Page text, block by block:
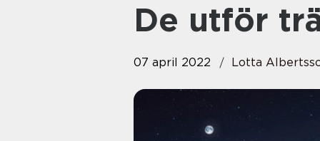
De utför
07 april 2022 Lotta